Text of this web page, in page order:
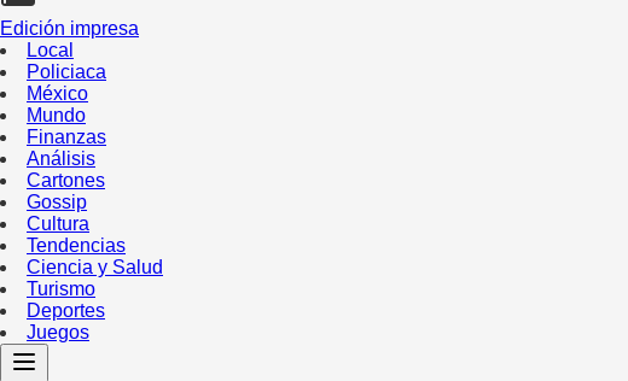
Edición impresa
Local
Policiaca
México
Mundo
Finanzas
Análisis
Cartones
Gossip
Cultura
Tendencias
Ciencia y Salud
Turismo
Deportes
Juegos